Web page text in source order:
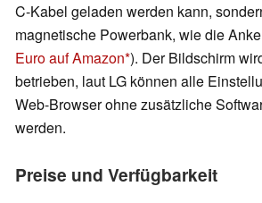
C-Kabel geladen werden kann,
magnetische Powerbank, wie die
Euro auf Amazon ). Der Bildschirm
betrieben, laut LG können alle
Web-Browser ohne zusätzliche
werden.
Preise und Verfügbarkeit